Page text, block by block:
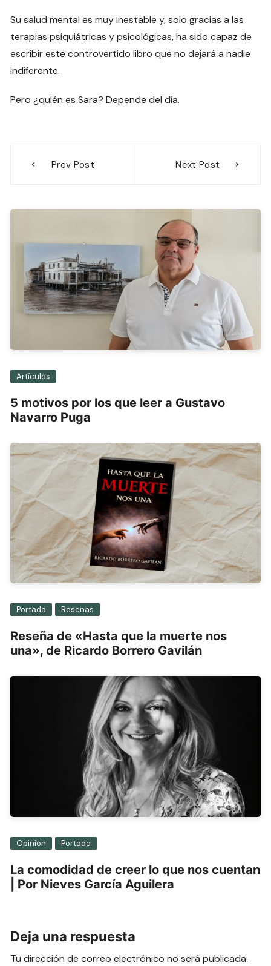
Su salud mental es muy inestable y, solo gracias a las
terapias psiquiátricas y psicológicas, ha sido capaz de
escribir este controvertido libro que no dejará a nadie
indiferente.
Pero ¿quién es Sara? Depende del día.
Prev Post Next Post
Artículos
5 motivos por los que leer a Gustavo
Navarro Puga
Portada Reseñas
Reseña de «Hasta que la muerte nos
una», de Ricardo Borrero Gavilán
Opinión Portada
La comodidad de creer lo que nos cuentan
| Por Nieves García Aguilera
Deja una respuesta
Tu dirección de correo electrónico no será publicada.